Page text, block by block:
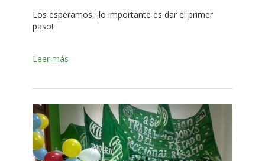
Los esperamos, ¡lo importante es dar el primer
paso!
Leer más